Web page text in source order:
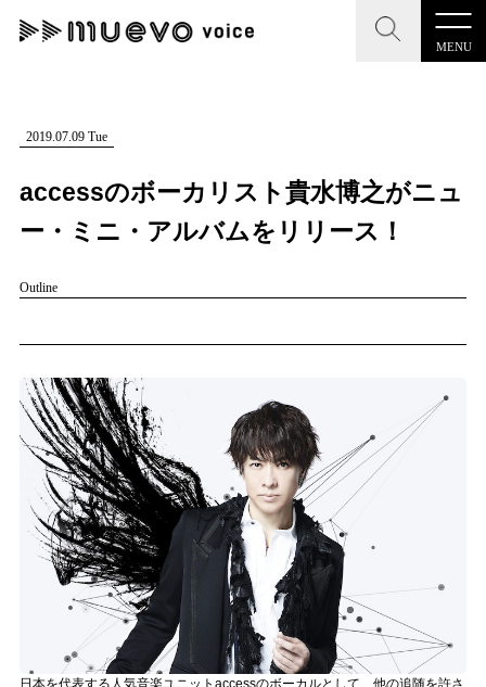
MENU
CLOSE
記事を検索する
人気ワード
#男性SSW #ポップス #女性SSW #ロック
#男性シンガー
#ヒップホップ #男性シンガーグループ
CLOSE
"読者の声を形にする”音楽特化メディア
MENU
プレスリリース一覧
会社概要
お問い合わせ
記事リクエスト
ログイン
muevoクラウドファンディング
2019.07.09 Tue
accessのボーカリスト貴水博之がニュ
ー・ミニ・アルバムをリリース！
Outline
日本を代表する人気音楽ユニットaccessのボーカルとして、他の追随を許さ